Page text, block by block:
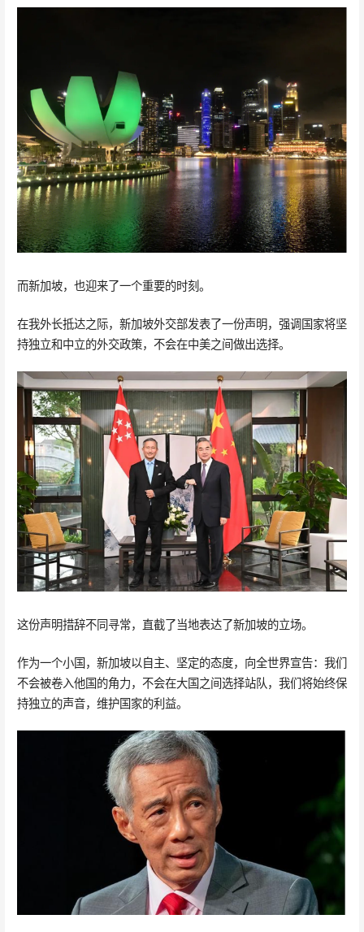
而新加坡，也迎来了一个重要的时刻。
在我外长抵达之际，新加坡外交部发表了一份声明，强调国家将坚
持独立和中立的外交政策，不会在中美之间做出选择。
这份声明措辞不同寻常，直截了当地表达了新加坡的立场。
作为一个小国，新加坡以自主、坚定的态度，向全世界宣告：我们
不会被卷入他国的角力，不会在大国之间选择站队，我们将始终保
持独立的声音，维护国家的利益。